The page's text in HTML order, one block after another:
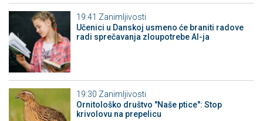
19:41 Zanimljivosti
Učenici u Danskoj usmeno će braniti radove
radi sprečavanja zloupotrebe AI-ja
19:30 Zanimljivosti
Ornitološko društvo "Naše ptice": Stop
krivolovu na prepelicu